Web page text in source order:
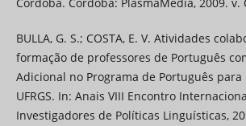
BULLA, G. S.; COSTA, E. V. Atividades
formação de professores de Português
Adicional no Programa de Português para
UFRGS. In: Anais VIII Encontro
Investigadores de Políticas Linguísticas,